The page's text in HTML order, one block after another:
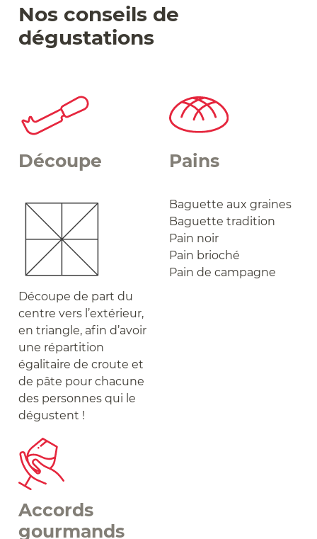
Nos conseils de
dégustations
Découpe
Découpe de part du
centre vers l’extérieur,
en triangle, afin d’avoir
une répartition
égalitaire de croute et
de pâte pour chacune
des personnes qui le
dégustent !
Pains
Baguette aux graines
Baguette tradition
Pain noir
Pain brioché
Pain de campagne
Accords
gourmands